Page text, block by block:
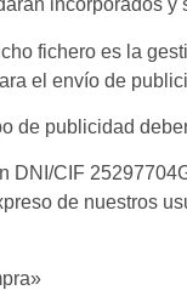
incorporados
fichero es la
el envío de
de publicidad
DNI/CIF
de nuestros